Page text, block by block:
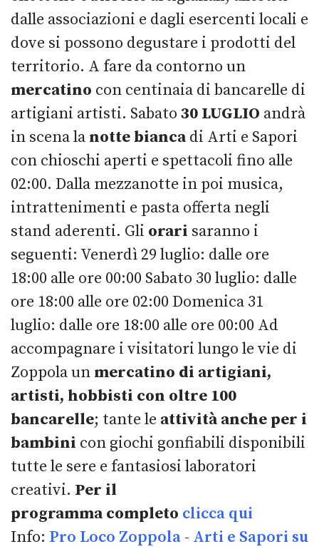
dalle associazioni e dagli esercenti locali e
dove si possono degustare i prodotti del
territorio. A fare da contorno un
mercatino con centinaia di bancarelle di
artigiani artisti. Sabato 30 LUGLIO andrà
in scena la notte biancadi Arti e Sapori
con chioschi aperti e spettacoli fino alle
02:00. Dalla mezzanotte in poi musica,
intrattenimenti e pasta offerta negli
stand aderenti. Gli orari saranno i
seguenti: Venerdì 29 luglio: dalle ore
18:00 alle ore 00:00 Sabato 30 luglio: dalle
ore 18:00 alle ore 02:00 Domenica 31
luglio: dalle ore 18:00 alle ore 00:00 Ad
accompagnare i visitatori lungo le vie di
Zoppola un mercatino di artigiani,
artisti, hobbisti con oltre 100
bancarelle; tante le attività anche per i
bambini con giochi gonfiabili disponibili
tutte le sere e fantasiosi laboratori
creativi. Per il
programma completo clicca qui
Info: Pro Loco Zoppola - Arti e Sapori su